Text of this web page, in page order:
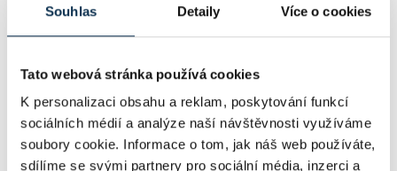
Souhlas Detaily Více o cookies
Tato webová stránka používá cookies
K personalizaci obsahu a reklam, poskytování funkcí
sociálních médií a analýze naší návštěvnosti využíváme
soubory cookie. Informace o tom, jak náš web používáte,
sdílíme se svými partnery pro sociální média, inzerci a
financovat koupi domu nebo bytu bez nutnosti získávání
vybranou nemovitost nepřijdou.
Díky společnostem nabízejícím rent-to-own model
získáváte předkupní právo na nemovitost, a to za
předem jasně určenou cenu.